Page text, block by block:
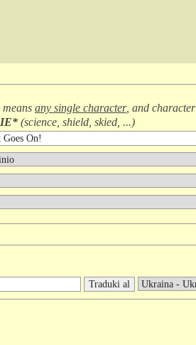
any single character, and
(science, shield, skied, ...)